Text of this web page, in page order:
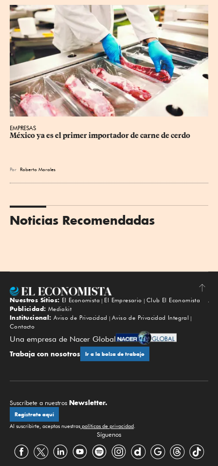
EMPRESAS
México ya es el primer importador de carne de cerdo
Por Roberto Morales
Noticias Recomendadas
Subir
Nuestros Sitios: El Economista El Empresario
Club El Economista
Publicidad: Mediakit
Institucional: Aviso de Privacidad
Aviso de Privacidad Integral
Contacto
Una empresa de Nacer Global
Trabaja con nosotros Ir a la bolsa de trabajo
Suscríbete a nuestros Newsletter.
Regístrate aquí
Al suscribirte, aceptas nuestras políticas de privacidad.
Síguenos